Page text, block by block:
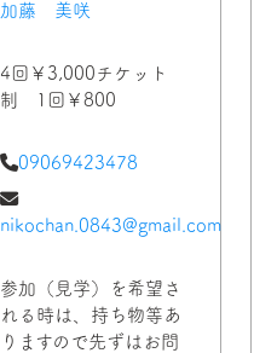
加藤 美咲
4回￥3,000チケット
制 1回￥800
09069423478
nikochan.0843@gmail.com
参加（見学）を希望さ
れる時は、持ち物等あ
りますので先ずはお問